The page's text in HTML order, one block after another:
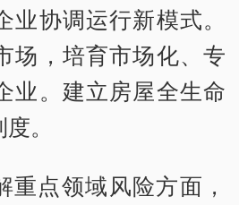
协调运行新模式。
场，培育市场化、专
业。建立房屋全生命
。
重点领域风险方面，